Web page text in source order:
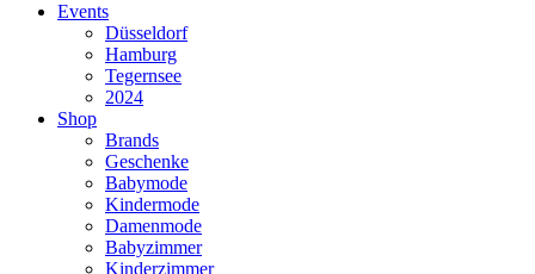
Events
Düsseldorf
Hamburg
Tegernsee
2024
Shop
Brands
Geschenke
Babymode
Kindermode
Damenmode
Babyzimmer
Kinderzimmer